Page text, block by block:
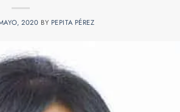
2020 BY PEPITA PÉREZ